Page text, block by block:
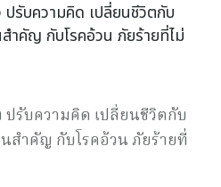
รับความคิด เปลี่ยนชีวิตกับ
คัญ กับโรคอ้วน ภัยร้ายที่ไม่
รับความคิด เปลี่ยนชีวิตกับ
สำคัญ กับโรคอ้วน ภัยร้ายที่